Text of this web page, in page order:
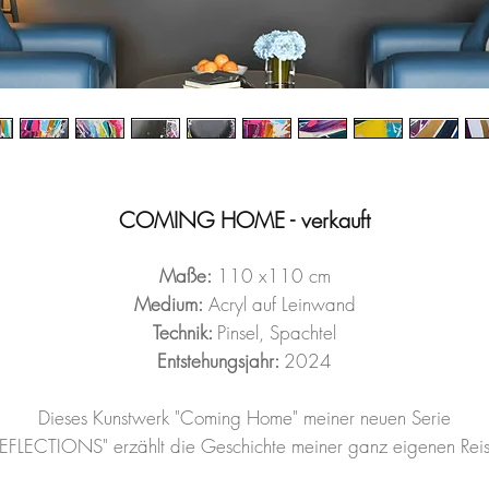
COMING HOME - verkauft
Maße: 110 x110 cm
Medium: Acryl auf Leinwand
Technik: Pinsel, Spachtel
Entstehungsjahr: 2024
Dieses Kunstwerk "Coming Home" meiner neuen Serie
erzählt die Geschichte meiner ganz eigenen